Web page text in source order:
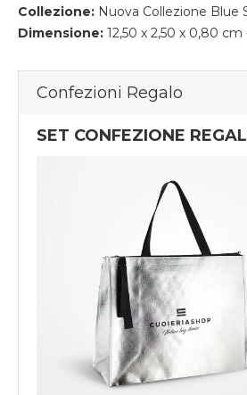
Collezione: Nuova Collezione Blue
Dimensione: 12,50 x 2,50 x 0,80
Confezioni Regalo
SET CONFEZIONE